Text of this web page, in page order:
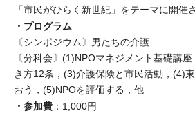
「市民がひらく新世紀」をテーマに開催
・プログラム
〔シンポジウム〕男たちの介護
〔分科会〕(1)NPOマネジメント基礎講
き方12条，(3)介護保険と市民活動，(4)
おう，(5)NPOを評価する，他
・参加費 ：1,000円